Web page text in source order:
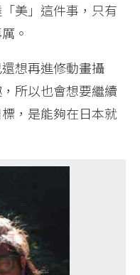
美」這件事，只有
。
想再進修動畫攝
所以也會想要繼續
，是能夠在日本就